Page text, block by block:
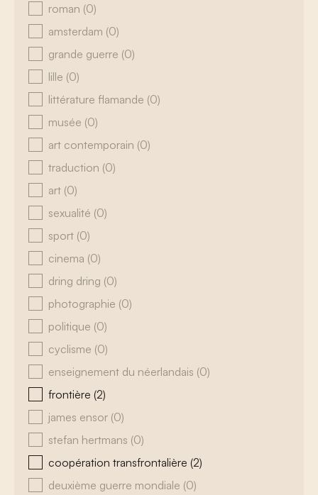
roman (0)
amsterdam (0)
grande guerre (0)
lille (0)
littérature flamande (0)
musée (0)
art contemporain (0)
traduction (0)
art (0)
sexualité (0)
sport (0)
cinema (0)
dring dring (0)
photographie (0)
politique (0)
cyclisme (0)
enseignement du néerlandais (0)
frontière (2)
james ensor (0)
stefan hertmans (0)
coopération transfrontalière (2)
deuxième guerre mondiale (0)